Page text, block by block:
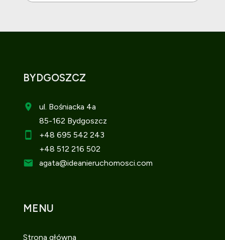
BYDGOSZCZ
ul. Bośniacka 4a
85-162 Bydgoszcz
+48 695 542 243
+48 512 216 502
agata@ideanieruchomosci.com
MENU
Strona główna